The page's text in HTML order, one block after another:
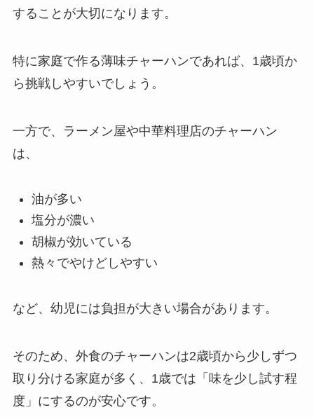
することが大切になります。
特に家庭で作る薄味チャーハンであれば、1歳頃か
ら挑戦しやすいでしょう。
一方で、ラーメン屋や中華料理店のチャーハン
は、
油が多い
塩分が濃い
胡椒が効いている
熱々でやけどしやすい
など、幼児には負担が大きい場合があります。
そのため、外食のチャーハンは2歳頃から少しずつ
取り分ける家庭が多く、1歳では「味を少し試す程
度」にするのが安心です。